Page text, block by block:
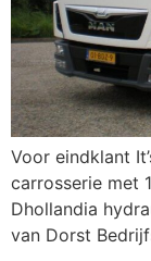
Voor eindklant
carrosserie met
Dhollandia
van Dorst